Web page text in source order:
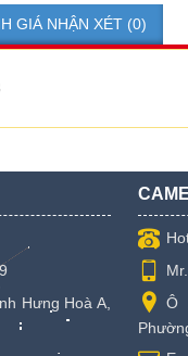
GIÁ NHẬN XÉT (0)
Hưng Hoà A,
Ô